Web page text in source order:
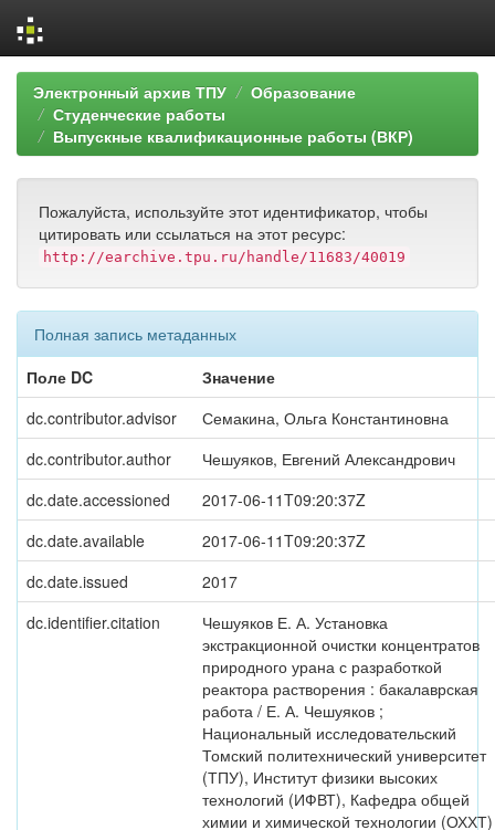
Skip
navigation
Электронный архив ТПУ
Образование
Студенческие работы
Выпускные квалификационные работы (ВКР)
Пожалуйста, используйте этот идентификатор, чтобы
цитировать или ссылаться на этот ресурс:
http://earchive.tpu.ru/handle/11683/40019
Полная запись метаданных
Поле DC
Значение
dc.contributor.advisor
Семакина, Ольга Константиновна
dc.contributor.author
Чешуяков, Евгений Александрович
dc.date.accessioned
2017-06-11T09:20:37Z
dc.date.available
2017-06-11T09:20:37Z
dc.date.issued
2017
dc.identifier.citation
Чешуяков Е. А. Установка
экстракционной очистки концентратов
природного урана с разработкой
реактора растворения : бакалаврская
работа / Е. А. Чешуяков ;
Национальный исследовательский
Томский политехнический университет
(ТПУ), Институт физики высоких
технологий (ИФВТ), Кафедра общей
химии и химической технологии (ОХХТ)